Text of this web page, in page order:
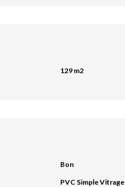
129 m2
Bon
PVC Simple Vitrage